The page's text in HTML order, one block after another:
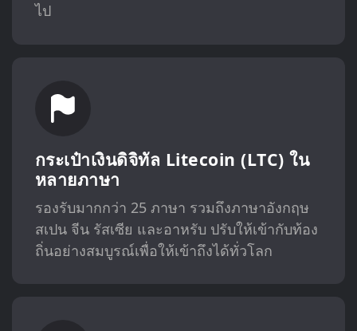
ไป
กระเป๋าเงินดิจิทัล Litecoin (LTC) ใน
หลายภาษา
รองรับมากกว่า 25 ภาษา รวมถึงภาษาอังกฤษ
สเปน จีน รัสเซีย และอาหรับ ปรับให้เข้ากับท้อง
ถิ่นอย่างสมบูรณ์เพื่อให้เข้าถึงได้ทั่วโลก